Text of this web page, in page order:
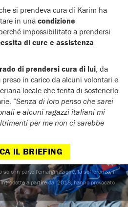
si prendeva cura di Karim ha
in una condizione
impossibilitato a prendersi
di cure e assistenza
di prendersi cura di lui, da
in carico da alcuni volontari e
locale che tenta di sostenerlo
“Senza di loro penso che sarei
e alcuni ragazzi italiani mi
per me non ci sarebbe
IL BRIEFING
solo in parte l'emarginazione, la sofferenza, il
a partire dal 2018, hanno provocato